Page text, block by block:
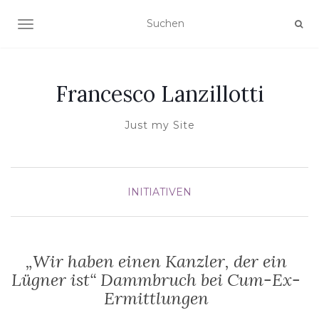
NAVIGATION UMSCHALTEN
Francesco Lanzillotti
Just my Site
INITIATIVEN
„Wir haben einen Kanzler, der ein
Lügner ist“ Dammbruch bei Cum-Ex-
Ermittlungen